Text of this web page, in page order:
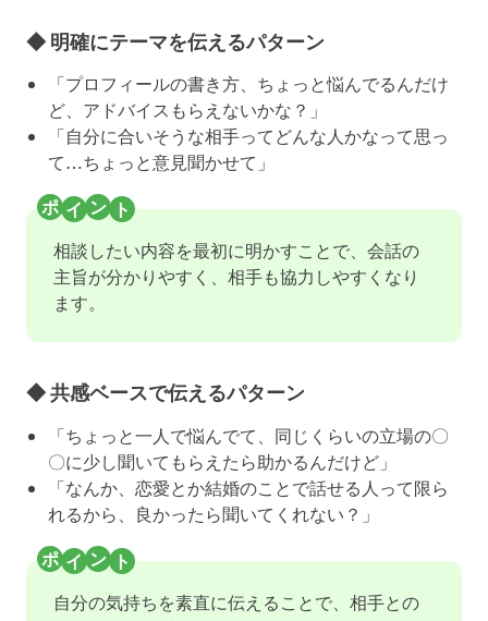
◆ 明確にテーマを伝えるパターン
「プロフィールの書き方、ちょっと悩んでるんだけ
ど、アドバイスもらえないかな？」
「自分に合いそうな相手ってどんな人かなって思っ
て…ちょっと意見聞かせて」
相談したい内容を最初に明かすことで、会話の
主旨が分かりやすく、相手も協力しやすくなり
ます。
◆ 共感ベースで伝えるパターン
「ちょっと一人で悩んでて、同じくらいの立場の〇
〇に少し聞いてもらえたら助かるんだけど」
「なんか、恋愛とか結婚のことで話せる人って限ら
れるから、良かったら聞いてくれない？」
自分の気持ちを素直に伝えることで、相手との